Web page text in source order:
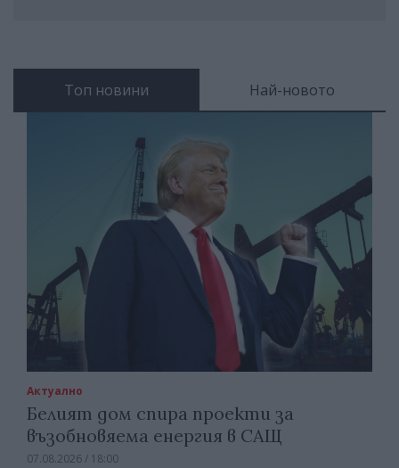
Топ новини Най-новото
Актуално
Белият дом спира проекти за
възобновяема енергия в САЩ
07.08.2026 / 18:00